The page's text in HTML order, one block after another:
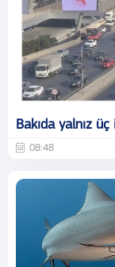
Bakıda yalnız
08:48